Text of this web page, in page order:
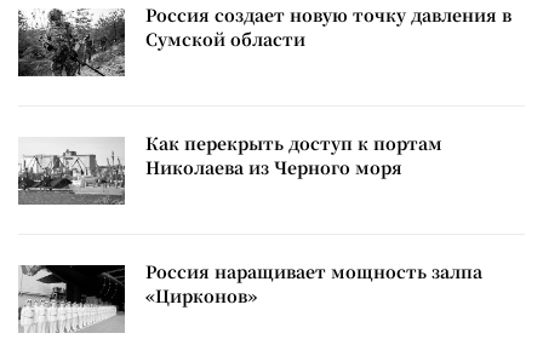
Россия создает новую точку давления в
Сумской области
Как перекрыть доступ к портам
Николаева из Черного моря
Россия наращивает мощность залпа
«Цирконов»